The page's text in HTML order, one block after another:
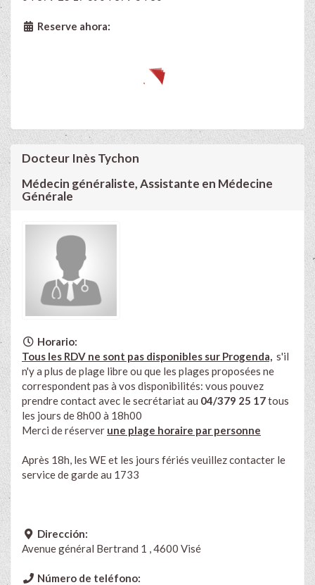
Reserve ahora:
Docteur Inès Tychon
Médecin généraliste, Assistante en Médecine
Générale
Horario:
Tous les RDV ne sont pas disponibles sur Progenda, s'il
n'y a plus de plage libre ou que les plages proposées ne
correspondent pas à vos disponibilités: vous pouvez
prendre contact avec le secrétariat au 04/379 25 17tous
les jours de 8h00 à 18h00
Merci de réserver une plage horaire par personne
Après 18h, les WE et les jours fériés veuillez contacter le
service de garde au 1733
Dirección:
Avenue général Bertrand 1 , 4600 Visé
Número de teléfono: